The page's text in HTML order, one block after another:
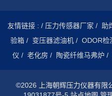
友情链接 : / 压力传感器厂家 / 助
验箱/ 变压器滤油机/ ODOR检
仪 / 老化房 / 陶瓷纤维马弗炉 /
©2026 上海朝辉压力仪器有限